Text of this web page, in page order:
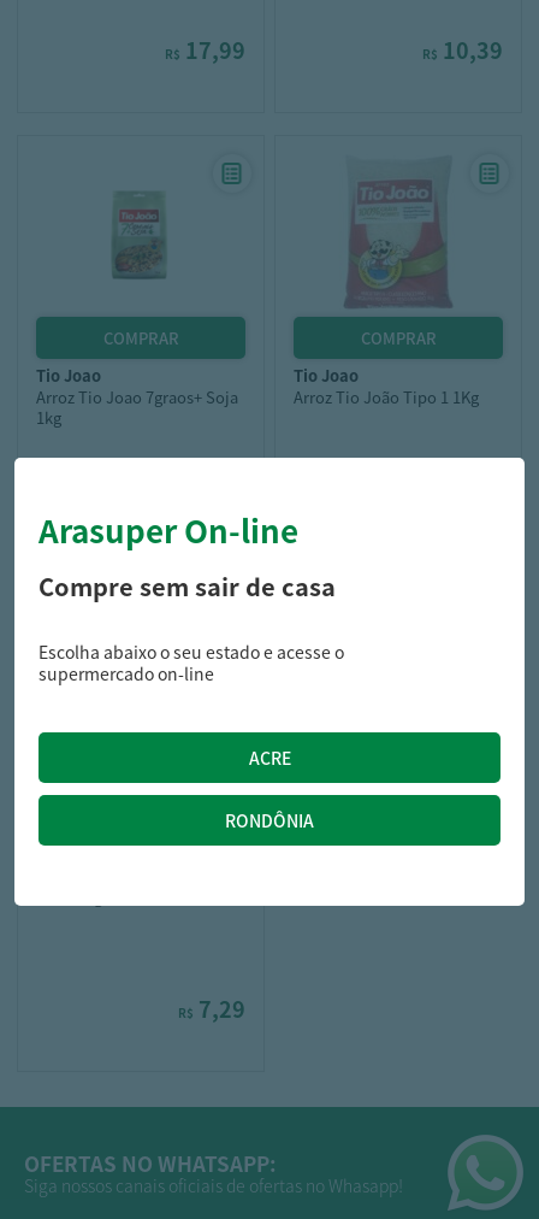
R$ 17,99 R$ 10,39
tio joao
Arroz Tio Joao 7graos+ Soja
1kg
R$ 24,99
tio joao
Arroz Tio João Tipo 1 1Kg
R$ 7,29
OFERTAS NO WHATSAPP:
Siga nossos canais oficiais de ofertas no Whasapp!
Arasuper On-line
Compre sem sair de casa
Escolha abaixo o seu estado e acesse o
supermercado on-line